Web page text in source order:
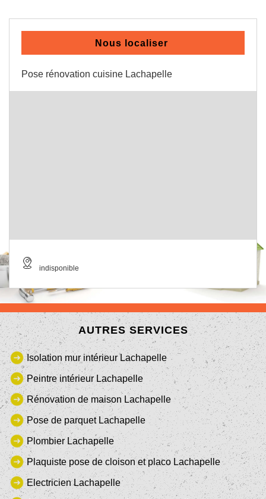
Nous localiser
Pose rénovation cuisine Lachapelle
indisponible
AUTRES SERVICES
Isolation mur intérieur Lachapelle
Peintre intérieur Lachapelle
Rénovation de maison Lachapelle
Pose de parquet Lachapelle
Plombier Lachapelle
Plaquiste pose de cloison et placo Lachapelle
Electricien Lachapelle